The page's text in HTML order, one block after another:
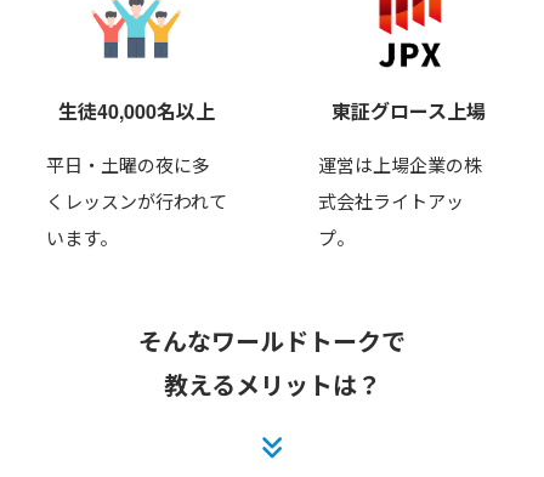
生徒40,000名以上
平日・土曜の夜に多
くレッスンが行われて
います。
東証グロース上場
運営は上場企業の株
式会社ライトアッ
プ。
そんなワールドトークで
教えるメリットは？